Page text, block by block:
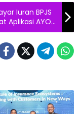
Iuran BPJS
Aplikasi AYO